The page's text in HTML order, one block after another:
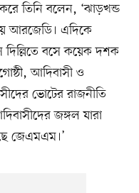
তিনি বলেন, ‘ঝাড়খন্ড
আরজেডি। এদিকে
দিল্লিতে বসে কয়েক দশক
আদিবাসী ও
ভোটের রাজনীতি
জঙ্গল যারা
জেএমএম।’